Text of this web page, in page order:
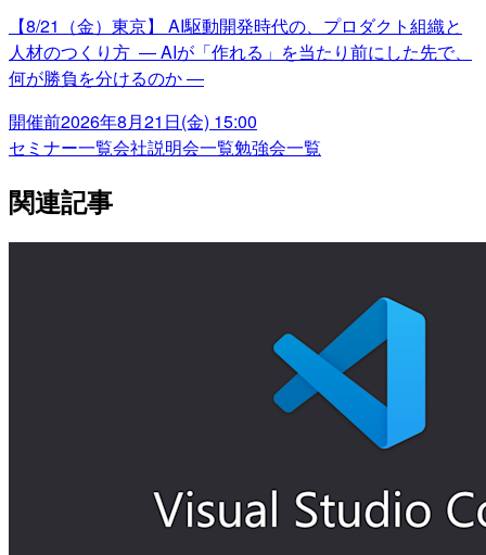
【8/21（金）東京】 AI駆動開発時代の、プロダクト組織と
人材のつくり方 ― AIが「作れる」を当たり前にした先で、
何が勝負を分けるのか ―
開催前2026年8月21日(金) 15:00
セミナー一覧会社説明会一覧勉強会一覧
関連記事